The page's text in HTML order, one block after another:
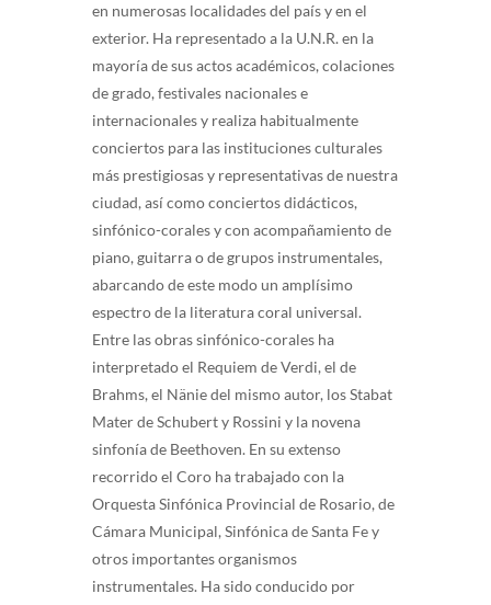
en numerosas localidades del país y en el
exterior. Ha representado a la U.N.R. en la
mayoría de sus actos académicos, colaciones
de grado, festivales nacionales e
internacionales y realiza habitualmente
conciertos para las instituciones culturales
más prestigiosas y representativas de nuestra
ciudad, así como conciertos didácticos,
sinfónico-corales y con acompañamiento de
piano, guitarra o de grupos instrumentales,
abarcando de este modo un amplísimo
espectro de la literatura coral universal.
Entre las obras sinfónico-corales ha
interpretado el Requiem de Verdi, el de
Brahms, el Nänie del mismo autor, los Stabat
Mater de Schubert y Rossini y la novena
sinfonía de Beethoven. En su extenso
recorrido el Coro ha trabajado con la
Orquesta Sinfónica Provincial de Rosario, de
Cámara Municipal, Sinfónica de Santa Fe y
otros importantes organismos
instrumentales. Ha sido conducido por